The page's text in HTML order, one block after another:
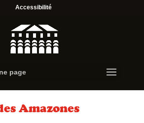
Accessibilité
page
Amazones